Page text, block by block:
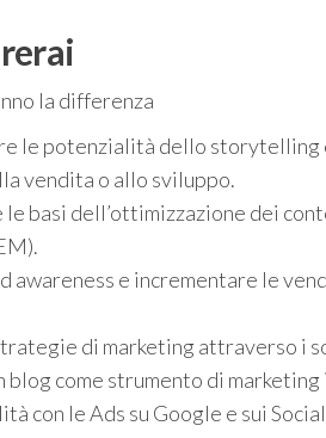
la differenza
le potenzialità dello storytelling
vendita o allo sviluppo.
le basi dell’ottimizzazione dei
awareness e incrementare le
di marketing attraverso i
blog come strumento di
con le Ads su Google e sui